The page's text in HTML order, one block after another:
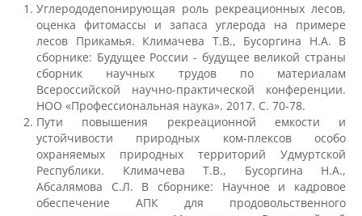
Защита персональных данных
Информация о проверках
Учетная политика
Партнеры
Углерододепонирующая роль рекреационных лесов,
оценка фитомассы и запаса углерода на примере
лесов Прикамья. Климачева Т.В., Бусоргина Н.А. В
сборнике: Будущее России - будущее великой страны
сборник научных трудов по материалам
Всероссийской научно-практической конференции.
НОО «Профессиональная наука». 2017. С. 70-78.
Пути повышения рекреационной емкости и
устойчивости природных ком-плексов особо
охраняемых природных территорий Удмуртской
Республики. Климачева Т.В., Бусоргина Н.А.,
Абсалямова С.Л. В сборнике: Научное и кадровое
обеспечение АПК для продовольственного